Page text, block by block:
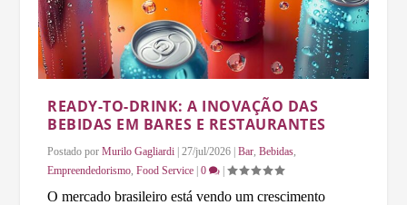
READY-TO-DRINK: A INOVAÇÃO DAS
BEBIDAS EM BARES E RESTAURANTES
Postado porMurilo Gagliardi |27/jul/2026 |Bar ,Bebidas
Empreendedorismo ,Food Service |0 |
O mercado brasileiro está vendo um crescimento